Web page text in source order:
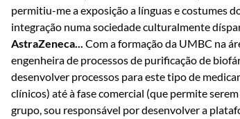
permitiu-me a exposição a línguas e costumes
integração numa sociedade culturalmente
AstraZeneca... Com a formação da UMBC na
engenheira de processos de purificação de
desenvolver processos para este tipo de
clínicos) até à fase comercial (que permite
grupo, sou responsável por desenvolver a